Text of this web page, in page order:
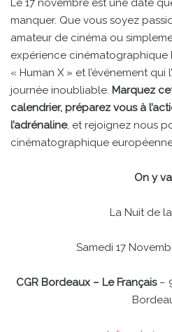
Le 17 novembre est une date
manquer. Que vous soyez
amateur de cinéma ou
expérience cinématographique
« Human X » et l’événement
journée inoubliable. Marquez
calendrier, préparez vous à
l’adrénaline, et rejoignez nous
cinématographique
On y
La Nuit de
Samedi 17
CGR Bordeaux – Le Français–